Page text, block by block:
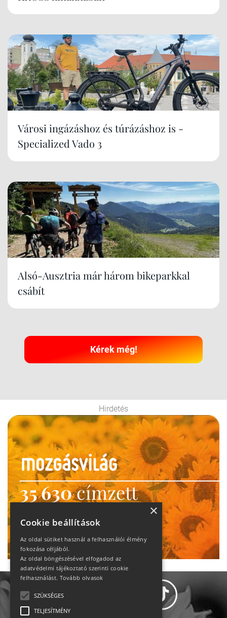
Városi ingázáshoz és túrázáshoz is -
Specialized Vado 3
Alsó-Ausztria már három bikeparkkal
csábít
Kérek még!
Hirdetés
35 630címzett
heti motiváció
Ne maradj le!
×
Cookie beállítások
Az oldal sütiket használ a felhasználói élmény
fokozása céljából.
Az oldal böngészésével elfogadod az
adatvédelmi tájékoztató szerinti cookie
felhasználást. Tovább olvasok
SZÜKSÉGES
TELJESÍTMÉNY